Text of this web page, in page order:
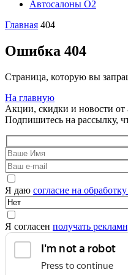
Автосалоны O2
Главная 404
Ошибка 404
Страница, которую вы
На главную
Акции, скидки и новости от
Подпишитесь на рассылку,
Я даю согласие на
Я согласен получать